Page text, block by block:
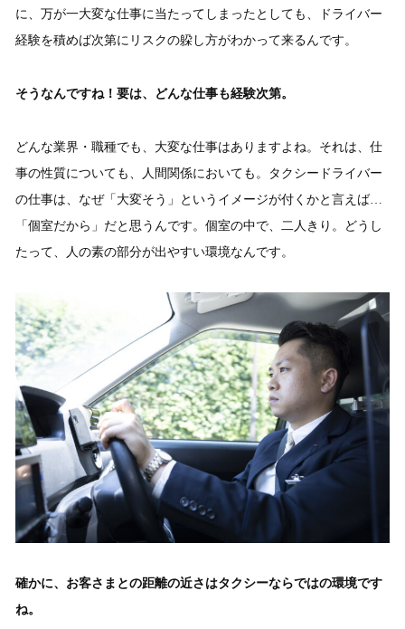
に、万が一大変な仕事に当たってしまったとしても、ドライバー
経験を積めば次第にリスクの躱し方がわかって来るんです。
そうなんですね！要は、どんな仕事も経験次第。
どんな業界・職種でも、大変な仕事はありますよね。それは、仕
事の性質についても、人間関係においても。タクシードライバー
の仕事は、なぜ「大変そう」というイメージが付くかと言えば…
「個室だから」だと思うんです。個室の中で、二人きり。どうし
たって、人の素の部分が出やすい環境なんです。
確かに、お客さまとの距離の近さはタクシーならではの環境です
ね。